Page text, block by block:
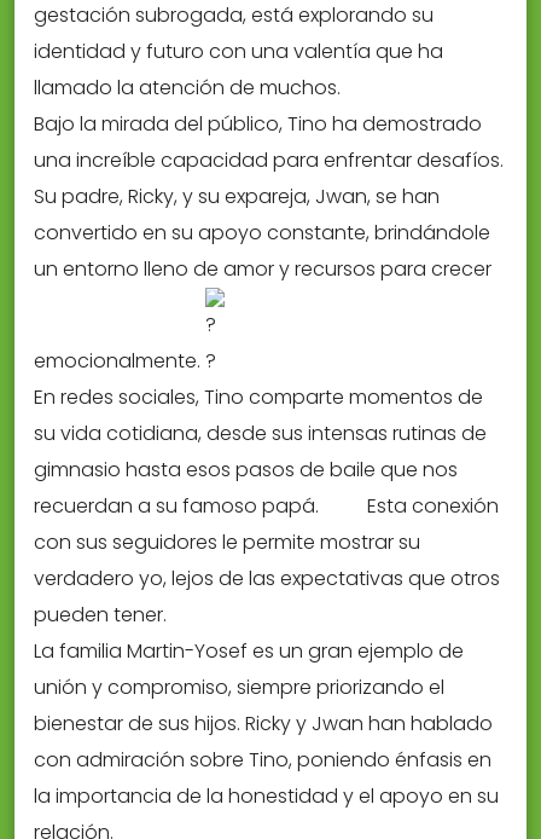
gestación subrogada, está explorando su
identidad y futuro con una valentía que ha
llamado la atención de muchos.
Bajo la mirada del público, Tino ha demostrado
una increíble capacidad para enfrentar desafíos.
Su padre, Ricky, y su expareja, Jwan, se han
convertido en su apoyo constante, brindándole
un entorno lleno de amor y recursos para crecer
emocionalmente.
En redes sociales, Tino comparte momentos de
su vida cotidiana, desde sus intensas rutinas de
gimnasio hasta esos pasos de baile que nos
recuerdan a su famoso papá.
Esta conexión
con sus seguidores le permite mostrar su
verdadero yo, lejos de las expectativas que otros
pueden tener.
La familia Martin-Yosef es un gran ejemplo de
unión y compromiso, siempre priorizando el
bienestar de sus hijos. Ricky y Jwan han hablado
con admiración sobre Tino, poniendo énfasis en
la importancia de la honestidad y el apoyo en su
relación.